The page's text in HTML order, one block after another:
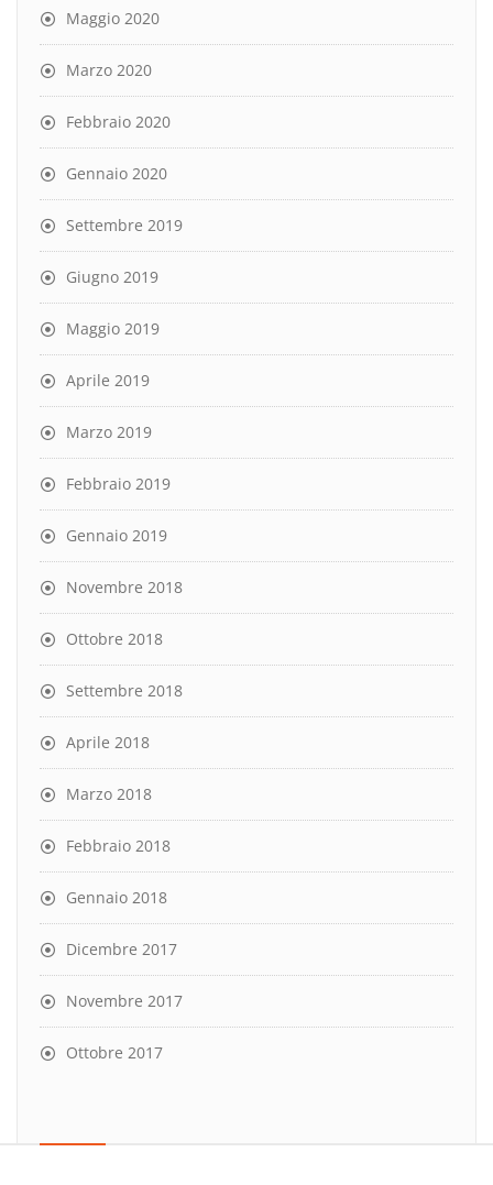
Maggio 2020
Marzo 2020
Febbraio 2020
Gennaio 2020
Settembre 2019
Giugno 2019
Maggio 2019
Aprile 2019
Marzo 2019
Febbraio 2019
Gennaio 2019
Novembre 2018
Ottobre 2018
Settembre 2018
Aprile 2018
Marzo 2018
Febbraio 2018
Gennaio 2018
Dicembre 2017
Novembre 2017
Ottobre 2017